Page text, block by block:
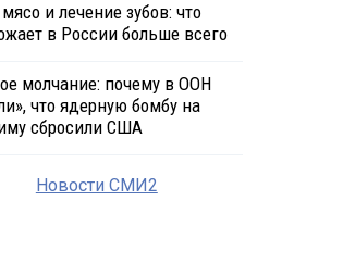
и лечение зубов: что
в России больше всего
молчание: почему в ООН
что ядерную бомбу на
сбросили США
Новости СМИ2